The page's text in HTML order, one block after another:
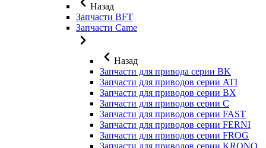
Назад
Запчасти BFT
Запчасти Came
Назад
Запчасти для привода серии BK
Запчасти для приводов серии ATI
Запчасти для приводов серии BX
Запчасти для приводов серии C
Запчасти для приводов серии FAST
Запчасти для приводов серии FERNI
Запчасти для приводов серии FROG
Запчасти для приводов серии KRONO